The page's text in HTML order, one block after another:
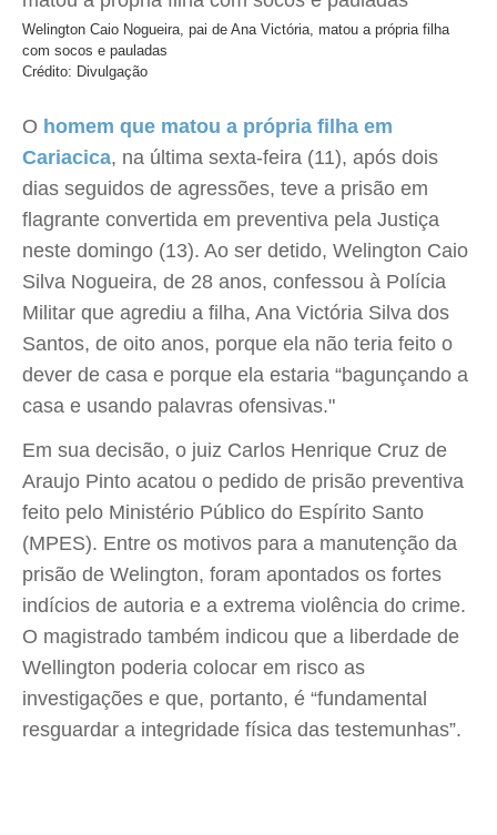
Welington Caio Nogueira, pai de Ana Victória, matou a própria filha
com socos e pauladas
Crédito: Divulgação
O homem que matou a própria filha em
Cariacica, na última sexta-feira (11), após dois
dias seguidos de agressões, teve a prisão em
flagrante convertida em preventiva pela Justiça
neste domingo (13). Ao ser detido, Welington Caio
Silva Nogueira, de 28 anos, confessou à Polícia
Militar que agrediu a filha, Ana Victória Silva dos
Santos, de oito anos, porque ela não teria feito o
dever de casa e porque ela estaria “bagunçando a
casa e usando palavras ofensivas."
Em sua decisão, o juiz Carlos Henrique Cruz de
Araujo Pinto acatou o pedido de prisão preventiva
feito pelo Ministério Público do Espírito Santo
(MPES). Entre os motivos para a manutenção da
prisão de Welington, foram apontados os fortes
indícios de autoria e a extrema violência do crime.
O magistrado também indicou que a liberdade de
Wellington poderia colocar em risco as
investigações e que, portanto, é “fundamental
resguardar a integridade física das testemunhas”.